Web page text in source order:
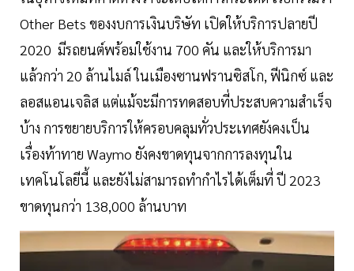
Other Bets ของงบการเงินบริษัท เปิดให้บริการปลายปี
2020 มีรถยนต์พร้อมใช้งาน 700 คัน และให้บริการมา
แล้วกว่า 20 ล้านไมล์ ในเมืองซานฟรานซิสโก, ฟีนิกซ์ และ
ลอสแอนเจลิส แต่แม้จะมีการทดสอบที่ประสบความสำเร็จ
บ้าง การขยายบริการให้ครอบคลุมทั่วประเทศยังคงเป็น
เรื่องท้าทาย Waymo ยังคงขาดทุนจากการลงทุนใน
เทคโนโลยีนี้ และยังไม่สามารถทำกำไรได้เต็มที่ ปี 2023
ขาดทุนกว่า 138,000 ล้านบาท